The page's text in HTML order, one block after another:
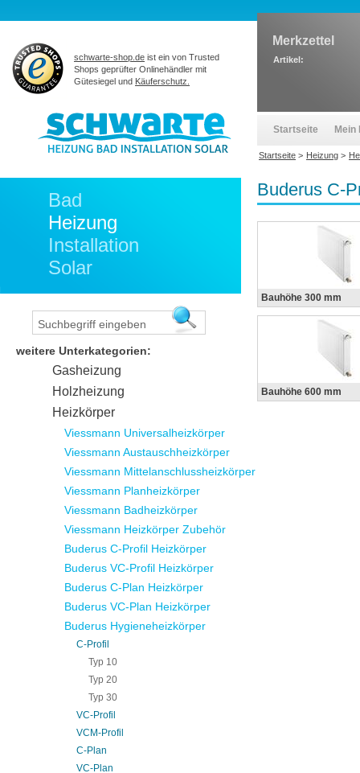
Buderus C-
Bauhöhe 300 mm
Bauhöhe 600 mm
Bad
Heizung
Installation
Solar
weitere Unterkategorien:
Gasheizung
Holzheizung
Heizkörper
Viessmann Universalheizkörper
Viessmann Austauschheizkörper
Viessmann Mittelanschlussheizkörper
Viessmann Planheizkörper
Viessmann Badheizkörper
Viessmann Heizkörper Zubehör
Buderus C-Profil Heizkörper
Buderus VC-Profil Heizkörper
Buderus C-Plan Heizkörper
Buderus VC-Plan Heizkörper
Buderus Hygieneheizkörper
C-Profil
Typ 10
Typ 20
Typ 30
VC-Profil
VCM-Profil
C-Plan
VC-Plan
schwarte-shop.de ist ein von Trusted
Shops geprüfter Onlinehändler mit
Gütesiegel und Käuferschutz.
Merkzettel
Artikel:
Startseite Mein
Startseite > Heizung >